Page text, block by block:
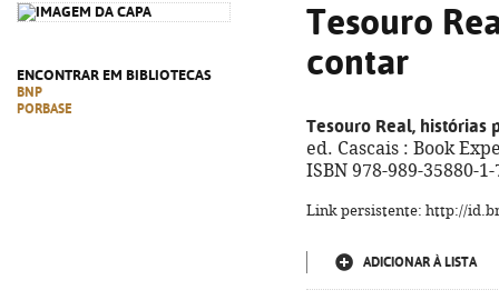
ENCONTRAR EM BIBLIOTECAS
BNP
PORBASE
Tesouro
contar
Tesouro Real, histórias
ed. Cascais : Book
ISBN 978-989-35880-1-
Link persistente: http://
ADICIONAR À LISTA